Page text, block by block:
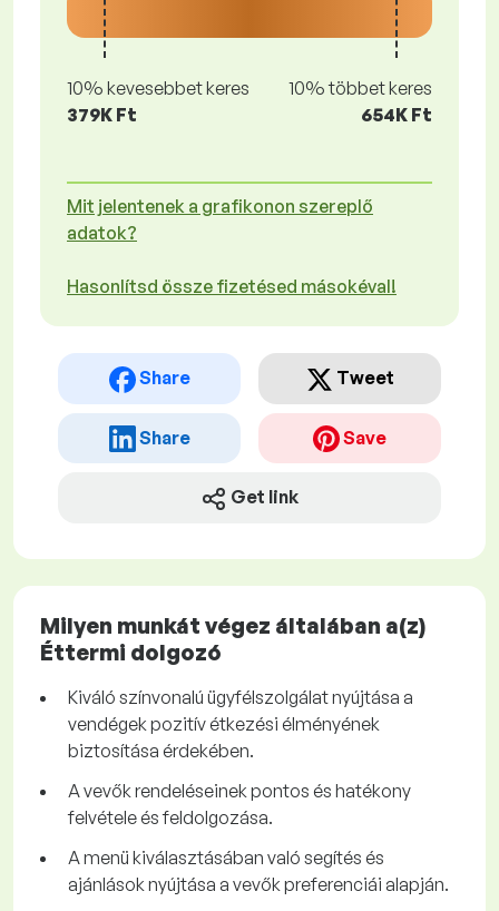
10% kevesebbet keres
379K Ft
10% többet keres
654K Ft
Mit jelentenek a grafikonon szereplő
adatok?
Hasonlítsd össze fizetésed másokéval!
Share Tweet
Share Save
Get link
Milyen munkát végez általában a(z)
Éttermi dolgozó
Kiváló színvonalú ügyfélszolgálat nyújtása a
vendégek pozitív étkezési élményének
biztosítása érdekében.
A vevők rendeléseinek pontos és hatékony
felvétele és feldolgozása.
A menü kiválasztásában való segítés és
ajánlások nyújtása a vevők preferenciái alapján.